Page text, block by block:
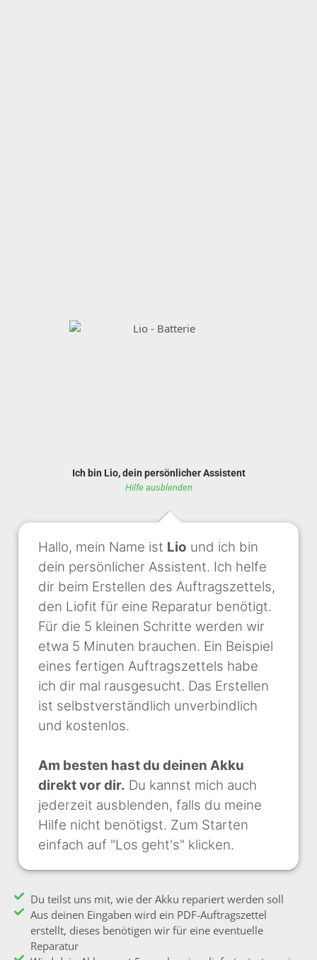
Ich bin Lio, dein persönlicher Assistent
Hilfe ausblenden
Hallo, mein Name ist Lio und ich bin
dein persönlicher Assistent. Ich helfe
dir beim Erstellen des Auftragszettels,
den Liofit für eine Reparatur benötigt.
Für die 5 kleinen Schritte werden wir
etwa 5 Minuten brauchen. Ein Beispiel
eines fertigen Auftragszettels habe
ich dir mal rausgesucht. Das Erstellen
ist selbstverständlich unverbindlich
und kostenlos.
Am besten hast du deinen Akku
direkt vor dir. Du kannst mich auch
jederzeit ausblenden, falls du meine
Hilfe nicht benötigst. Zum Starten
einfach auf "Los geht's" klicken.
Du teilst uns mit, wie der Akku repariert werden soll
Aus deinen Eingaben wird ein PDF-Auftragszettel
erstellt, dieses benötigen wir für eine eventuelle
Reparatur